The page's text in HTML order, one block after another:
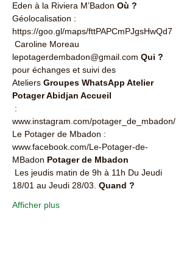
Eden à la Riviera M’Badon Où ?
Géolocalisation :
https://goo.gl/maps/fttPAPCmPJgsHwQd7
lepotagerdembadon@gmail.com Qui ?
pour échanges et suivi des
Ateliers Groupes WhatsApp Atelier
Potager Abidjan Accueil
www.instagram.com/potager_de_mbadon/
Le Potager de Mbadon :
www.facebook.com/Le-Potager-de-
MBadon Potager de Mbadon
18/01 au Jeudi 28/03. Quand ?
Afficher plus